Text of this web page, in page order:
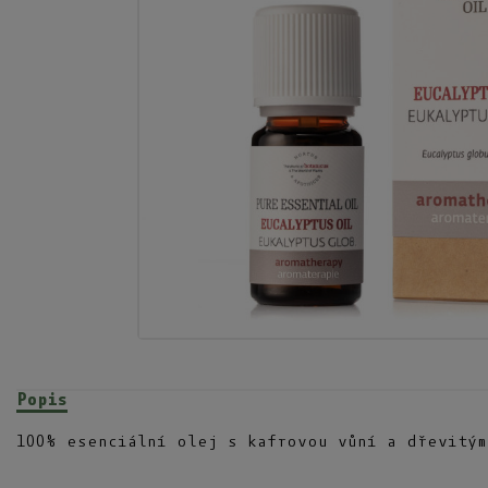
Popis
100% esenciální olej s kafrovou vůní a dřevitým